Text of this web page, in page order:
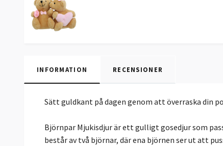
INFORMATION RECENSIONER
Sätt guldkant på dagen genom att överraska din
Björnpar Mjukisdjur är ett gulligt gosedjur som
består av två björnar, där ena björnen ser ut att